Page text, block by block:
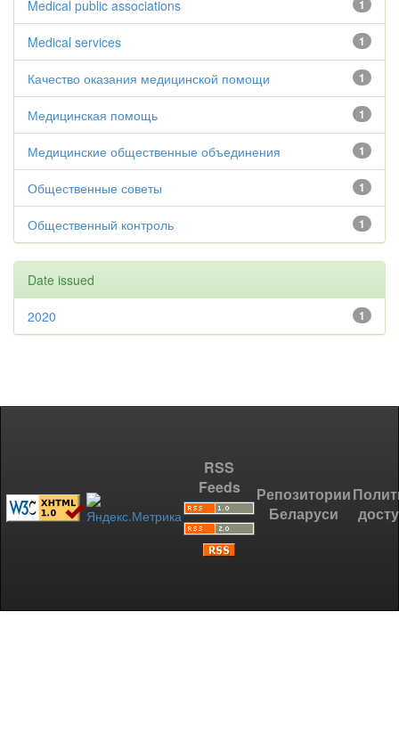
1
Medical public associations
1
Medical services
1
Качество оказания медицинской помощи
1
Медицинская помощь
1
Медицинские общественные объединения
1
Общественные советы
1
Общественный контроль
Date issued
1
2020
RSS
Feeds
Репозитории
Беларуси